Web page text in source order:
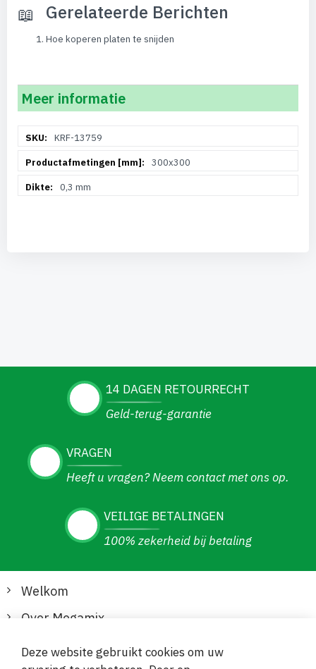
Gerelateerde Berichten
Hoe koperen platen te snijden
Meer informatie
informatieKRF-13759
300x300
0,3 mm
14 DAGEN RETOURRECHT
Geld-terug-garantie
VRAGEN
Heeft u vragen? Neem contact met ons op.
VEILIGE BETALINGEN
100% zekerheid bij betaling
Welkom
Over Megamix
Informatie
Deze website gebruikt cookies om uw